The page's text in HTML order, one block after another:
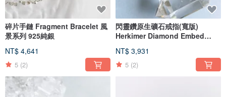
碎片手鏈 Fragment Bracelet 風
景系列 925純銀
NT$ 4,641
5 (2)
閃靈鑽原生礦石戒指(寬版)
Herkimer Diamond Embed
NT$ 3,931
5 (2)